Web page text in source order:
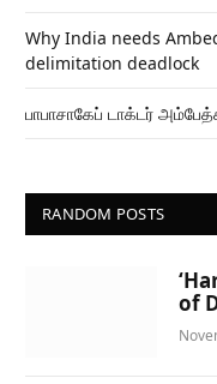
Why India needs
delimitation deadlock
பாபாசாகேப் டாக்டர்
RANDOM POSTS
of